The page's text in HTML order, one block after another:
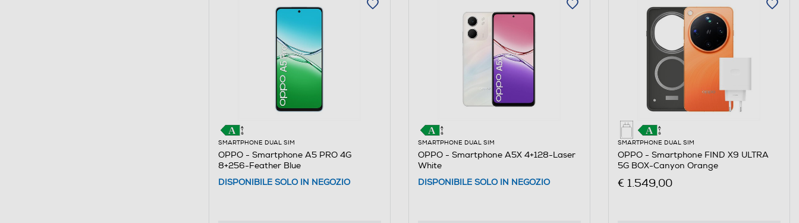
SMARTPHONE DUAL SIM
OPPO - Smartphone A5 PRO 4G
8+256-Feather Blue
DISPONIBILE SOLO IN NEGOZIO
SMARTPHONE DUAL SIM
OPPO - Smartphone A5X 4+128-Laser
White
DISPONIBILE SOLO IN NEGOZIO
SMARTPHONE DUAL SIM
OPPO - Smartphone FIND X9 ULTRA
5G BOX-Canyon Orange
€ 1.549,00